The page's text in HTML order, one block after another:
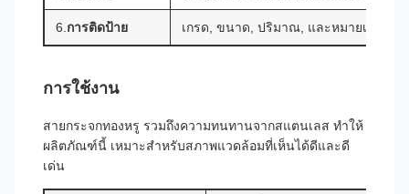
6. การติดป้าย เกรด, ขนาด, ปริมาณ, และหมายเลข
การใช้งาน
สายกระจกทองหรู รวมถึงความทนทานจากสแตนเลส ทําให้
ผลิตภัณฑ์นี้ เหมาะสําหรับสภาพแวดล้อมที่เห็นได้ดีและดี
เด่น